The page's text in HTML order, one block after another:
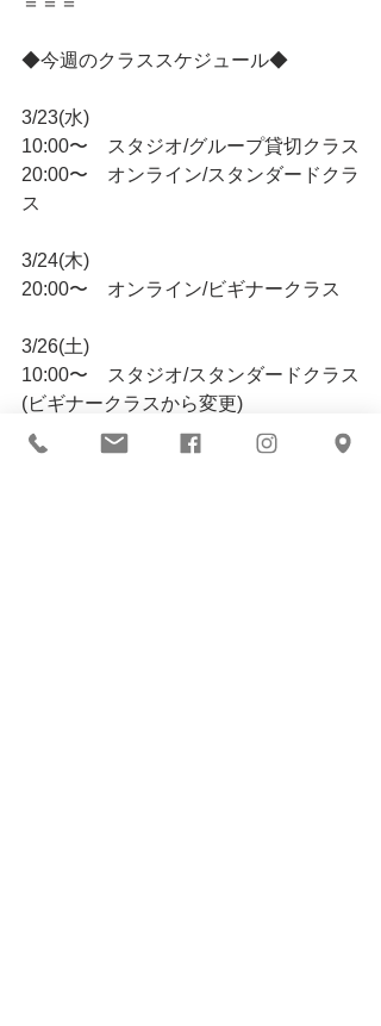
◆今週のクラススケジュール◆
3/23(水)
10:00〜　スタジオ/グループ貸切クラス
20:00〜　オンライン/スタンダードクラ
ス
3/24(木)
20:00〜　オンライン/ビギナークラス
3/26(土)
10:00〜　スタジオ/スタンダードクラス
(ビギナークラスから変更)
14:00〜　スタジオ/スタンダードクラス